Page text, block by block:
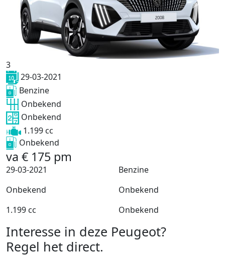
3
29-03-2021
Benzine
Onbekend
Onbekend
1.199 cc
Onbekend
va € 175 pm
29-03-2021
Benzine
Onbekend
Onbekend
1.199 cc
Onbekend
Interesse in deze Peugeot?
Regel het direct.